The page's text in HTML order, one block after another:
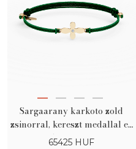
Sargaarany karkoto zold
zsinorral, kereszt medallal es
0.005ct gyemanttal
65425 HUF